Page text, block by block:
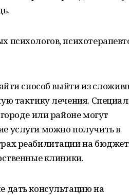
психологов,
способ выйти из
тактику лечения.
или районе могут
услуги можно получить в
реабилитации на
клиники.
дать консультацию на